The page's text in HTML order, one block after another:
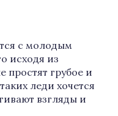
с молодым
исходя из
простят грубое и
леди хочется
взгляды и